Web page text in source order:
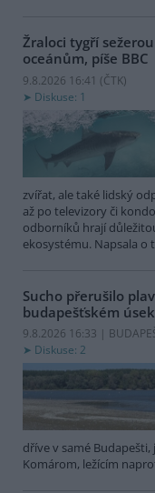
Žraloci tygří
oceánům, píše BBC
9.8.2026 16:41 (ČTK)
Diskuse: 1
zvířat, ale také lidský
až po televizory či
odborníků hrají
ekosystému. Napsala o
Sucho přerušilo
budapešťském
9.8.2026 16:33 |
Diskuse: 2
dříve v samé
Komárom, ležícím